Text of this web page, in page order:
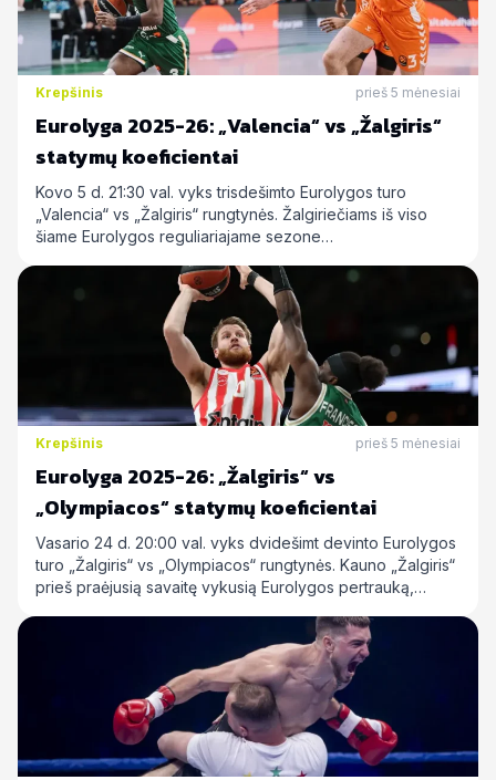
Krepšinis prieš 5 mėnesiai
Eurolyga 2025-26: „Valencia“ vs „Žalgiris“
statymų koeficientai
Kovo 5 d. 21:30 val. vyks trisdešimto Eurolygos turo
„Valencia“ vs „Žalgiris“ rungtynės. Žalgiriečiams iš viso
šiame Eurolygos reguliariajame sezone…
Krepšinis prieš 5 mėnesiai
Eurolyga 2025-26: „Žalgiris“ vs
„Olympiacos“ statymų koeficientai
Vasario 24 d. 20:00 val. vyks dvidešimt devinto Eurolygos
turo „Žalgiris“ vs „Olympiacos“ rungtynės. Kauno „Žalgiris“
prieš praėjusią savaitę vykusią Eurolygos pertrauką,…